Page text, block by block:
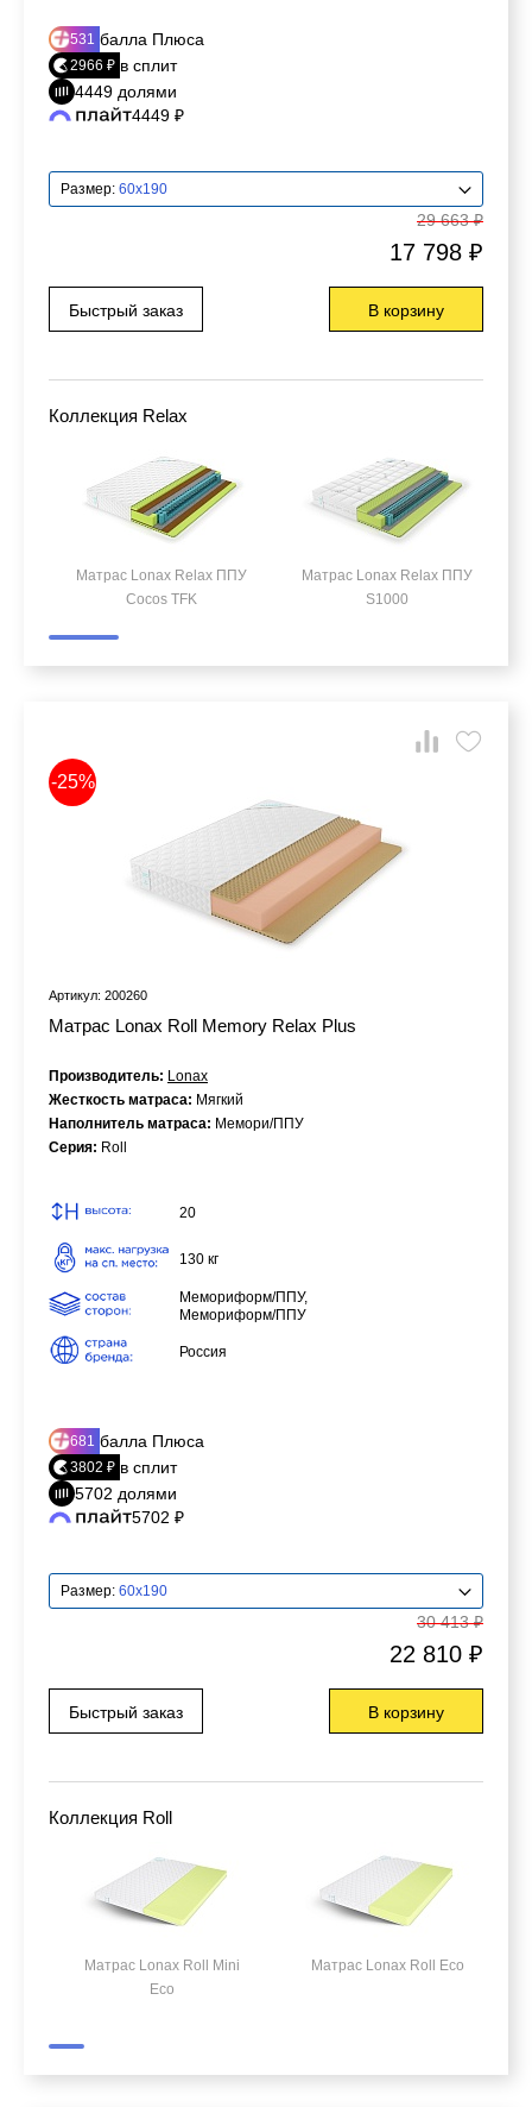
531 балла Плюса
2966 ₽ в сплит
4449 долями
4449 ₽
Размер: 60x190
Быстрый заказ В корзину
29 663 ₽
17 798 ₽
Коллекция Relax
Матрас Lonax Relax ППУ
Cocos TFK
Матрас Lonax Relax ППУ
S1000
-25%
Артикул: 200260
Матрас Lonax Roll Memory Relax Plus
20
130 кг
Мемориформ/ППУ,
Мемориформ/ППУ
Россия
Производитель: Lonax
Жесткость матраса: Мягкий
Наполнитель матраса: Мемори/ППУ
Серия: Roll
681 балла Плюса
3802 ₽ в сплит
5702 долями
5702 ₽
Размер: 60x190
Быстрый заказ В корзину
30 413 ₽
22 810 ₽
Коллекция Roll
Матрас Lonax Roll Mini
Eco
Матрас Lonax Roll Eco